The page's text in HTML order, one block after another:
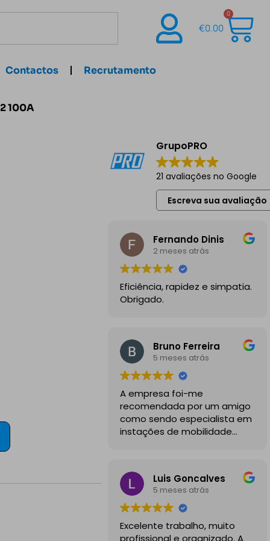
€0.00
0
Contactos Recrutamento
100A
GrupoPRO
21 avaliações no Google
Escreva sua avaliação
Fernando Dinis
2 meses atrás
Eficiência, rapidez e simpatia.
Obrigado.
Bruno Ferreira
5 meses atrás
A empresa foi-me
recomendada por um amigo
como sendo especialista em
instações de mobilidade
profissionais, comunicativos e
disponiveis para todas as
minhas dúvidas.
A instalação de tomada
reforçada em garagem
Luis Goncalves
5 meses atrás
Excelente trabalho, muito
profissional e organizado. A